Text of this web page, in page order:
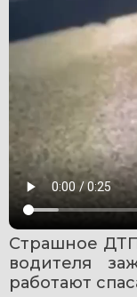
Страшное
водителя
работают